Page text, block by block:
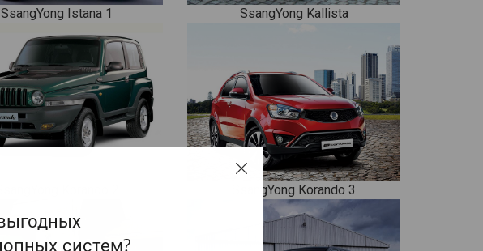
SsangYong Istana 1 SsangYong Kallista
SsangYong Korando 3